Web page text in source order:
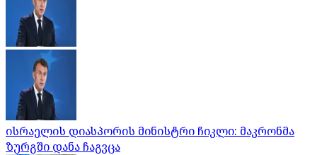
ისრაელის დიასპორის მინისტრი ჩიკლი: მაკრონმა
ზურგში დანა ჩაგვცა